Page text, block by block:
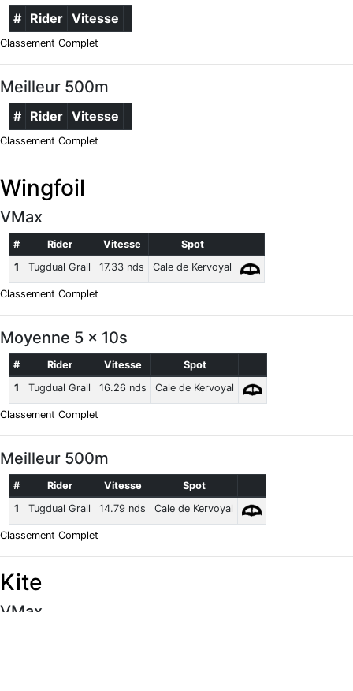
# Rider Vitesse
Classement Complet
Meilleur 500m
# Rider Vitesse
Classement Complet
Wingfoil
VMax
# Rider Vitesse
Spot
1
Tugdual Grall 17.33 nds Cale de Kervoyal
Classement Complet
Moyenne 5 x 10s
# Rider Vitesse
Spot
1
Tugdual Grall 16.26 nds Cale de Kervoyal
Classement Complet
Meilleur 500m
# Rider Vitesse
Spot
1
Tugdual Grall 14.79 nds Cale de Kervoyal
Classement Complet
Kite
VMax